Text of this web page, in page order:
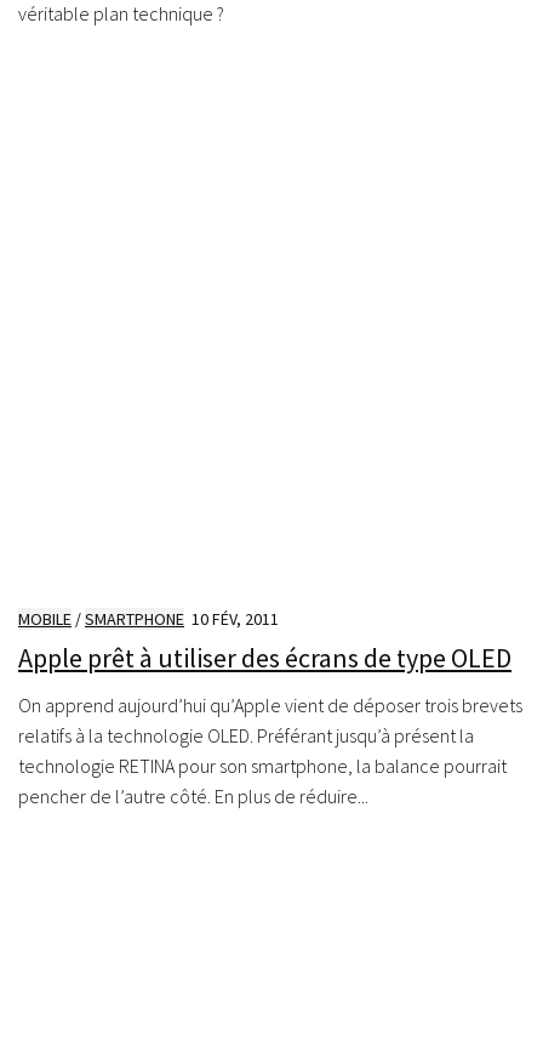
véritable plan technique ?
MOBILE /SMARTPHONE 10 FÉV, 2011
Apple prêt à utiliser des écrans de type OLED
On apprend aujourd’hui qu’Apple vient de déposer trois brevets
relatifs à la technologie OLED. Préférant jusqu’à présent la
technologie RETINA pour son smartphone, la balance pourrait
pencher de l’autre côté. En plus de réduire...